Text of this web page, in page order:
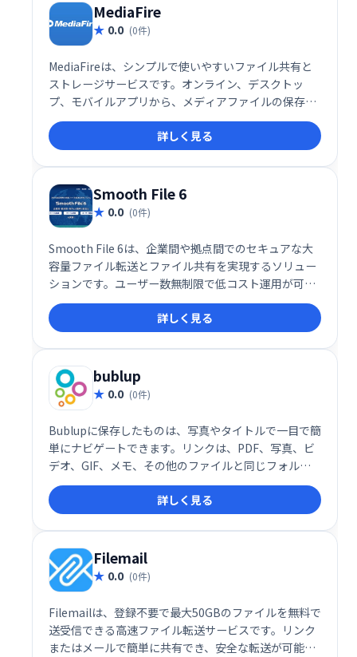
MediaFire
0.0 (0件)
MediaFireは、シンプルで使いやすいファイル共有と
ストレージサービスです。オンライン、デスクトッ
プ、モバイルアプリから、メディアファイルの保存、
共有、閲覧が可能です。 多くのデバイスでアクセスで
き、手軽にファイルを管理できます。
詳しく見る
Smooth File 6
0.0 (0件)
Smooth File 6は、企業間や拠点間でのセキュアな大
容量ファイル転送とファイル共有を実現するソリュー
ションです。ユーザー数無制限で低コスト運用が可
能。スムーズなデータ連携と安全なファイル管理で、
業務効率を大幅に向上させます。
詳しく見る
bublup
0.0 (0件)
Bublupに保存したものは、写真やタイトルで一目で簡
単にナビゲートできます。リンクは、PDF、写真、ビ
デオ、GIF、メモ、その他のファイルと同じフォルダ
ーに保存してください。レシピや面白いミームを集め
ているときも、友達と旅行を計画しているときも、仕
事のプロジェクトをしているときも、すべてがうまく
調和しています。
詳しく見る
Filemail
0.0 (0件)
Filemailは、登録不要で最大50GBのファイルを無料で
送受信できる高速ファイル転送サービスです。リンク
またはメールで簡単に共有でき、安全な転送が可能で